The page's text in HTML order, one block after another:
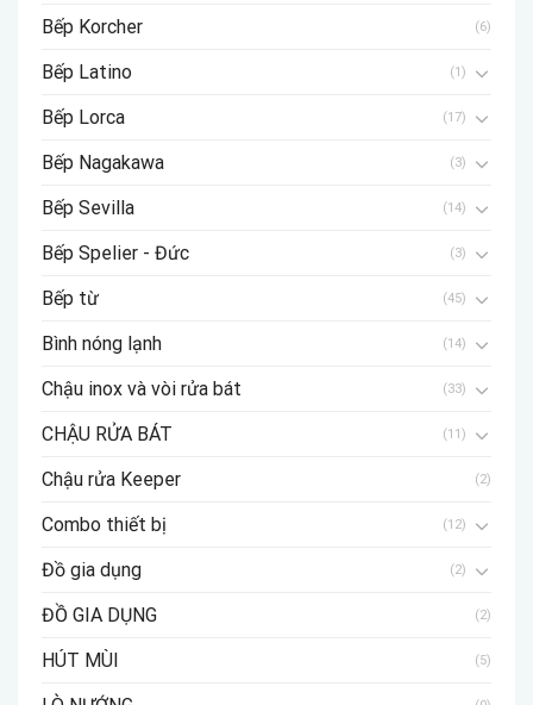
Bếp Korcher (6)
Bếp Latino (1)
Bếp Lorca (17)
Bếp Nagakawa (3)
Bếp Sevilla (14)
Bếp Spelier - Đức (3)
Bếp từ (45)
Bình nóng lạnh (14)
Chậu inox và vòi rửa bát (33)
CHẬU RỬA BÁT (11)
Chậu rửa Keeper (2)
Combo thiết bị (12)
Đồ gia dụng (2)
ĐỒ GIA DỤNG (2)
HÚT MÙI (5)